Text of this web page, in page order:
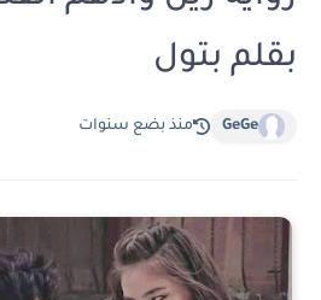
بقلم بتول
GeGe منذ بضع سنوات